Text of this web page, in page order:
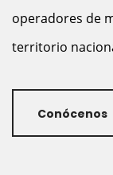
operadores de
territorio
Conócenos